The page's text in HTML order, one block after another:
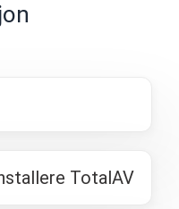
TotalAV